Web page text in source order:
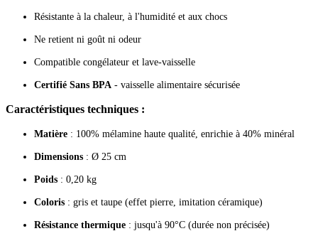
Résistante à la chaleur, à l'humidité et aux chocs
Ne retient ni goût ni odeur
Compatible congélateur et lave-vaisselle
Certifié Sans BPA - vaisselle alimentaire sécurisée
Caractéristiques techniques :
Matière : 100% mélamine haute qualité, enrichie à 40% minéral
Dimensions : Ø 25 cm
Poids : 0,20 kg
Coloris : gris et taupe (effet pierre, imitation céramique)
Résistance thermique : jusqu'à 90°C (durée non précisée)